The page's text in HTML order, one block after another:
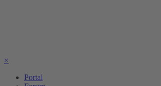
×
Portal